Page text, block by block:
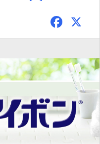
F
ac
e
b
o
ok